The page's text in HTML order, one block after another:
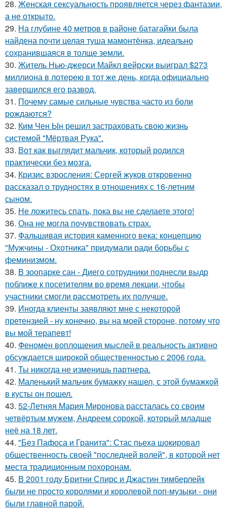
28. Женская сексуальность проявляется через фантазии,
а не открыто.
29. На глубине 40 метров в районе батагайки была
найдена почти целая туша мамонтёнка, идеально
сохранившаяся в толще земли.
30. Житель Нью-джерси Майкл вейрски выиграл $273
миллиона в лотерею в тот же день, когда официально
завершился его развод.
31. Почему самые сильные чувства часто из боли
рождаются?
32. Ким Чен Ын решил застраховать свою жизнь
системой "Мёртвая Рука".
33. Вот как выглядит мальчик, который родился
практически без мозга.
34. Кризис взросления: Сергей жуков откровенно
рассказал о трудностях в отношениях с 16-летним
сыном.
35. Не ложитесь спать, пока вы не сделаете этого!
36. Она не могла почувствовать страх.
37. Фальшивая история каменного века: концепцию
"Мужчины - Охотника" придумали ради борьбы с
феминизмом.
38. В зоопарке сан - Диего сотрудники поднесли выдр
поближе к посетителям во время лекции, чтобы
участники смогли рассмотреть их получше.
39. Иногда клиенты заявляют мне с некоторой
претензией - ну конечно, вы на моей стороне, потому что
вы мой терапевт!
40. Феномен воплощения мыслей в реальность активно
обсуждается широкой общественностью с 2006 года.
41. Ты никогда не изменишь партнера.
42. Маленький мальчик бумажку нашел, с этой бумажкой
в кусты он пошел.
43. 52-Летняя Мария Миронова рассталась со своим
четвёртым мужем, Андреем сорокой, который младше
неё на 18 лет.
44. "Без Пафоса и Гранита": Стас пьеха шокировал
общественность своей "последней волей", в которой нет
места традиционным похоронам.
45. В 2001 году Бритни Спирс и Джастин тимберлейк
были не просто королями и королевой поп-музыки - они
были главной парой.